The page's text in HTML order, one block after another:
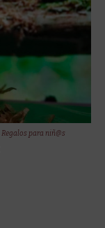
Regalos para niñ@s